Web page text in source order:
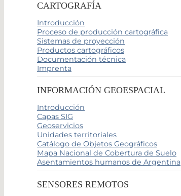
CARTOGRAFÍA
Introducción
Proceso de producción cartográfica
Sistemas de proyección
Productos cartográficos
Documentación técnica
Imprenta
INFORMACIÓN GEOESPACIAL
Introducción
Capas SIG
Geoservicios
Unidades territoriales
Catálogo de Objetos Geográficos
Mapa Nacional de Cobertura de Suelo
Asentamientos humanos de Argentina
SENSORES REMOTOS